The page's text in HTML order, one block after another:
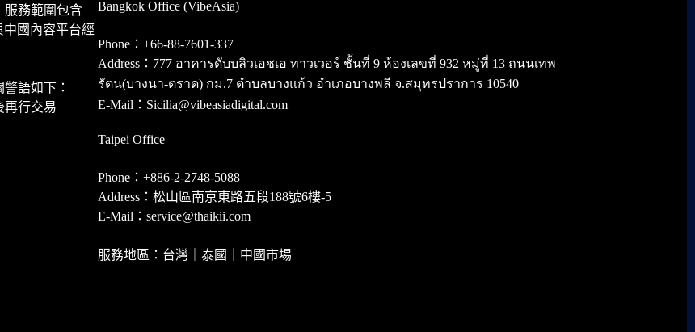
服務範圍包含
國內容平台經
語如下：
再行交易
Bangkok Office (VibeAsia)
Phone：+66-88-7601-337
Address：777 อาคารดับบลิวเอชเอ ทาวเวอร์ ชั้นที่ 9 ห้องเลขที่ 932 หมู่ที่ 13 ถนนเทพ
รัตน(บางนา-ตราด) กม.7 ตำบลบางแก้ว อำเภอบางพลี จ.สมุทรปราการ 10540
E-Mail：Sicilia@vibeasiadigital.com
Taipei Office
Phone：+886-2-2748-5088
Address：松山區南京東路五段188號6樓-5
E-Mail：service@thaikii.com
服務地區：台灣｜泰國｜中國市場